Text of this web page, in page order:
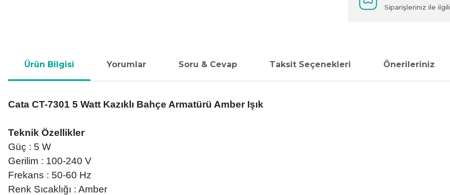
Siparişleriniz ile
Ürün Bilgisi Yorumlar Soru & Cevap Taksit Seçenekleri Önerileriniz
Cata CT-7301 5 Watt Kazıklı Bahçe Armatürü Amber Işık
Teknik Özellikler
Güç : 5 W
Gerilim : 100-240 V
Frekans : 50-60 Hz
Renk Sıcaklığı : Amber